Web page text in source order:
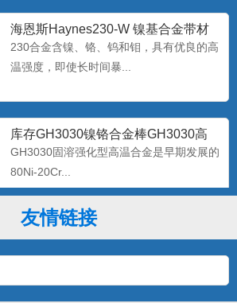
海恩斯Haynes230-W 镍基合金带材
Haynes2
230合金含镍、铬、钨和钼，具有优良的高
温强度，即使长时间暴...
库存GH3030镍铬合金棒GH3030高
温合金带材GH30
GH3030固溶强化型高温合金是早期发展的
80Ni-20Cr...
友情链接